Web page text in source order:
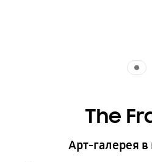
The
Арт-галерея